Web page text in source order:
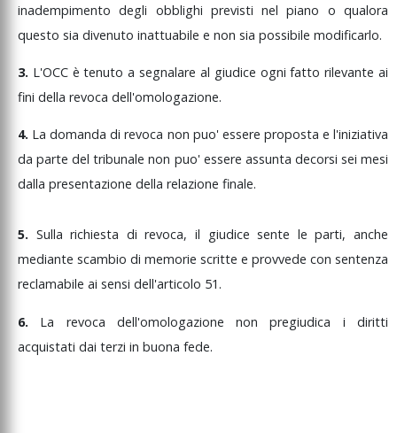
inadempimentodegli obblighi previstinelpiano oqualora
questo sia divenuto inattuabile e non sia possibile modificarlo.
3. L'OCC ètenutoasegnalare al giudice ognifattorilevanteai
fini della revoca dell'omologazione.
4. Ladomandadirevoca non puo' essere proposta el'iniziativa
dapartedeltribunalenon puo' essere assunta decorsi seimesi
dalla presentazione della relazione finale.
5. Sullarichiesta direvoca,il giudicesente leparti,anche
mediante scambio di memorie scritte e provvede con sentenza
reclamabile ai sensi dell'articolo 51.
6. La revoca dell'omologazionenonpregiudica idiritti
acquistati dai terzi in buona fede.